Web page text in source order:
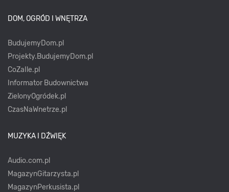
DOM, OGRÓD I WNĘTRZA
BudujemyDom.pl
Projekty.BudujemyDom.pl
CoZaIle.pl
Informator Budownictwa
ZielonyOgródek.pl
CzasNaWnetrze.pl
MUZYKA I DŹWIĘK
Audio.com.pl
MagazynGitarzysta.pl
MagazynPerkusista.pl